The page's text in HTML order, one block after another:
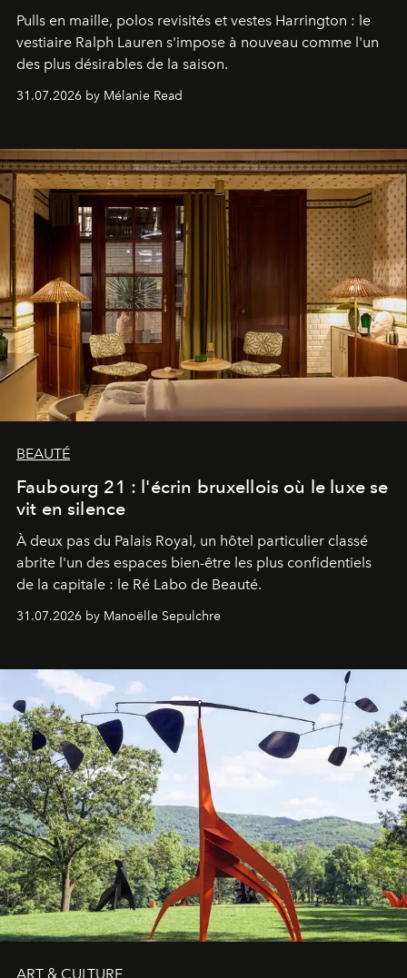
Pulls en maille, polos revisités et vestes Harrington : le
vestiaire Ralph Lauren s'impose à nouveau comme l'un
des plus désirables de la saison.
31.07.2026 by Mélanie Read
BEAUTÉ
Faubourg 21 : l'écrin bruxellois où le luxe se
vit en silence
À deux pas du Palais Royal, un hôtel particulier classé
abrite l'un des espaces bien-être les plus confidentiels
de la capitale : le Ré Labo de Beauté.
31.07.2026 by Manoëlle Sepulchre
ART & CULTURE